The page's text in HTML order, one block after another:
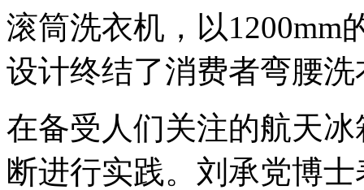
滚筒洗衣机，以1200mm
设计终结了消费者弯腰
在备受人们关注的航天
断进行实践。刘承党博